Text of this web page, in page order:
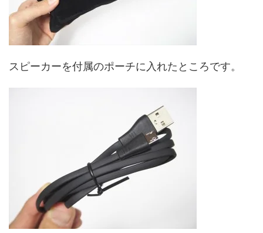
スピーカーを付属のポーチに入れたところです。